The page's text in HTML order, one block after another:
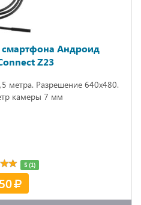
смартфона Андроид
Z23
метра. Разрешение 640х480.
камеры 7 мм
5 (1)